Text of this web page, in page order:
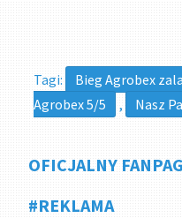
Tagi: Bieg Agrobex
Agrobex 5/5
, Nasz
OFICJALNY
#REKLAMA